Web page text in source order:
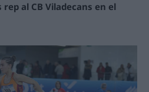
al CB Viladecans en el